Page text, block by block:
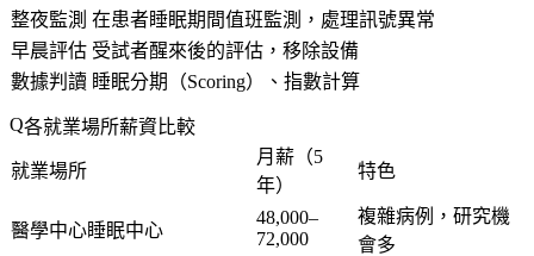
整夜監測 在患者睡眠期間值班監測，處理訊號異常
早晨評估 受試者醒來後的評估，移除設備
數據判讀 睡眠分期（Scoring）、指數計算
各就業場所薪資比較
就業場所
月薪（5
年）
特色
醫學中心睡眠中心
48,000–
72,000
複雜病例，研究機
會多